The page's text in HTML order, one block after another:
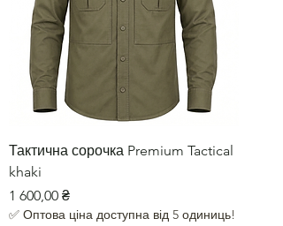
Тактична сорочка Premium Tactical
khaki
Ціна
1 600,00 ₴
✅ Оптова ціна доступна від 5 одиниць!